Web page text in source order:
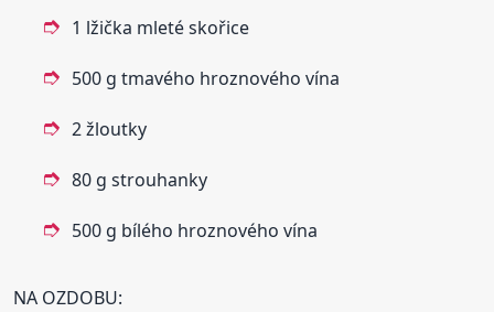
1 lžička mleté skořice
500 g tmavého hroznového vína
2 žloutky
80 g strouhanky
500 g bílého hroznového vína
NA OZDOBU: